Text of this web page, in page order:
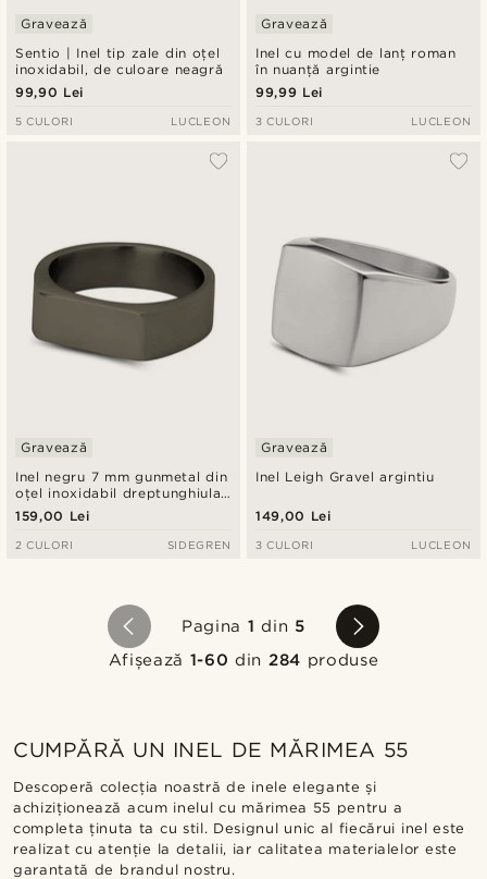
Sentio | Inel tip zale din oțel
inoxidabil, de culoare neagră
Gravează
99,90 Lei
5 CULORI LUCLEON
Inel cu model de lanț roman
în nuanță argintie
Gravează
99,99 Lei
3 CULORI LUCLEON
Inel negru 7 mm gunmetal din
oțel inoxidabil dreptunghiular
cu sigiliu
Gravează
159,00 Lei
2 CULORI SIDEGREN
Inel Leigh Gravel argintiu
Gravează
149,00 Lei
3 CULORI LUCLEON
Pagina 1 din 5
Afișează 1-60 din 284 produse
CUMPĂRĂ UN INEL DE MĂRIMEA 55
Descoperă colecția noastră de inele elegante și
achiziționează acum inelul cu mărimea 55 pentru a
completa ținuta ta cu stil. Designul unic al fiecărui inel este
realizat cu atenție la detalii, iar calitatea materialelor este
garantată de brandul nostru.